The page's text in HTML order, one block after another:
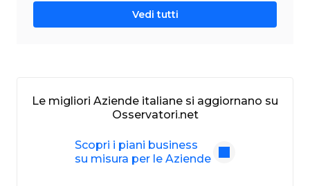
Vedi tutti
Le migliori Aziende italiane si aggiornano su
Osservatori.net
Scopri i piani business
su misura per le Aziende